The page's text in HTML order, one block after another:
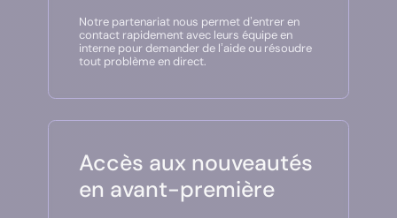
Notre partenariat nous permet d’entrer en
contact rapidement avec leurs équipe en
interne pour demander de l’aide ou résoudre
tout problème en direct.
Accès aux nouveautés
en avant-première